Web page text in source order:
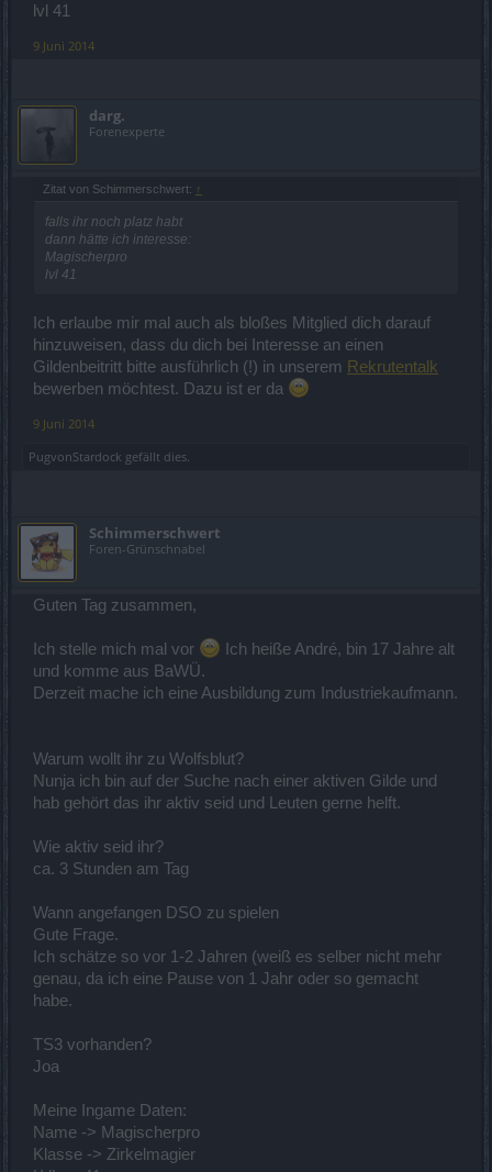
lvl 41
9 Juni 2014
darg.
Forenexperte
Zitat von Schimmerschwert: ↑
falls ihr noch platz habt
dann hätte ich interesse:
Magischerpro
lvl 41
Ich erlaube mir mal auch als bloßes Mitglied dich darauf
hinzuweisen, dass du dich bei Interesse an einen
Gildenbeitritt bitte ausführlich (!) in unserem Rekrutentalk
bewerben möchtest. Dazu ist er da
9 Juni 2014
PugvonStardock gefällt dies.
Schimmerschwert
Foren-Grünschnabel
Guten Tag zusammen,
Ich stelle mich mal vor
Ich heiße André, bin 17 Jahre alt
und komme aus BaWÜ.
Derzeit mache ich eine Ausbildung zum Industriekaufmann.
Warum wollt ihr zu Wolfsblut?
Nunja ich bin auf der Suche nach einer aktiven Gilde und
hab gehört das ihr aktiv seid und Leuten gerne helft.
Wie aktiv seid ihr?
ca. 3 Stunden am Tag
Wann angefangen DSO zu spielen
Gute Frage.
Ich schätze so vor 1-2 Jahren (weiß es selber nicht mehr
genau, da ich eine Pause von 1 Jahr oder so gemacht
habe.
TS3 vorhanden?
Joa
Meine Ingame Daten:
Name -> Magischerpro
Klasse -> Zirkelmagier